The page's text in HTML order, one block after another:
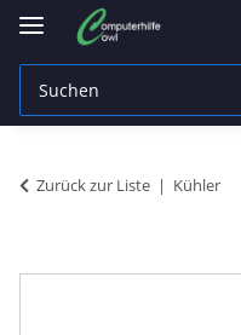
Zurück zur Liste Kühler